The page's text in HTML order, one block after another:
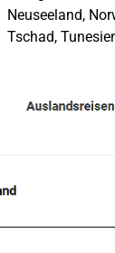
Neuseeland,
Tschad,